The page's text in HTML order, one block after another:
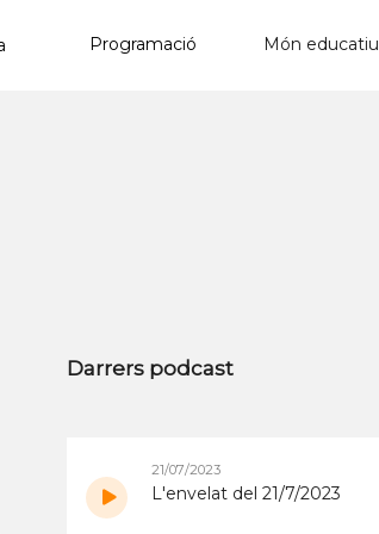
Programació Món educatiu
Darrers podcast
21/07/2023
L'envelat del 21/7/2023